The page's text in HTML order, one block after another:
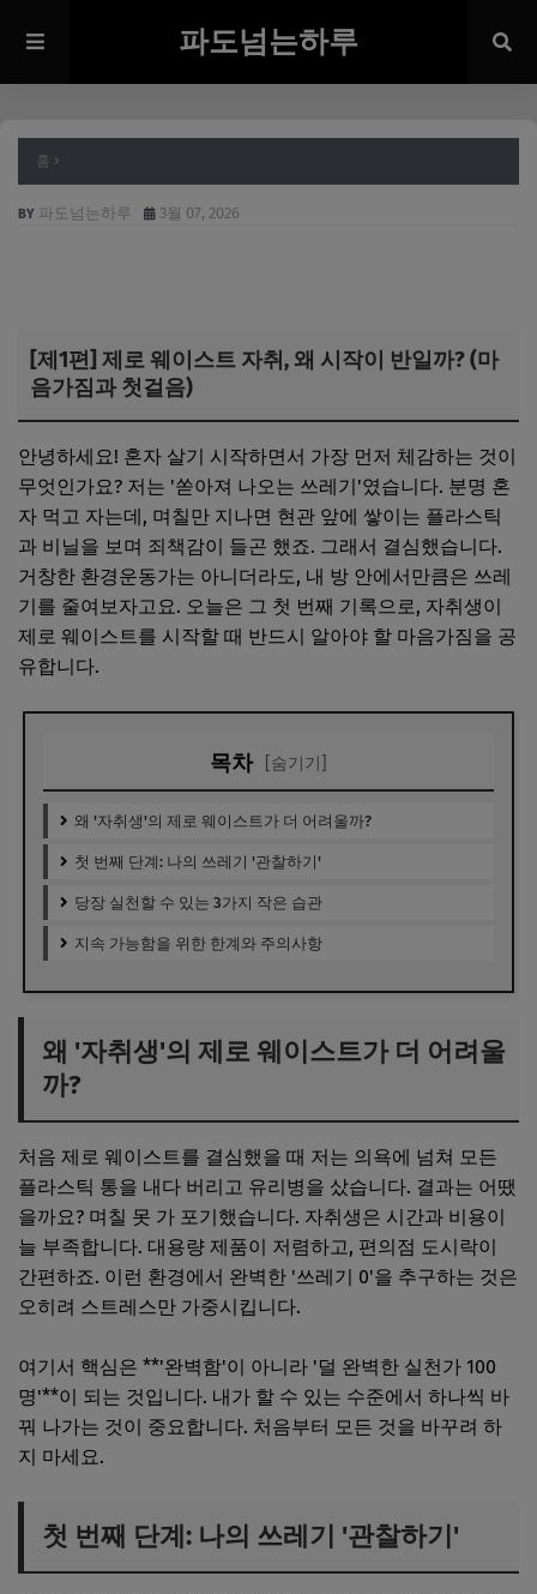
파도넘는하루
홈
파도넘는하루 3월 07, 2026
[제1편] 제로 웨이스트 자취, 왜 시작이 반일까? (마
음가짐과 첫걸음)
안녕하세요! 혼자 살기 시작하면서 가장 먼저 체감하는 것이
무엇인가요? 저는 '쏟아져 나오는 쓰레기'였습니다. 분명 혼
자 먹고 자는데, 며칠만 지나면 현관 앞에 쌓이는 플라스틱
과 비닐을 보며 죄책감이 들곤 했죠. 그래서 결심했습니다.
거창한 환경운동가는 아니더라도, 내 방 안에서만큼은 쓰레
기를 줄여보자고요. 오늘은 그 첫 번째 기록으로, 자취생이
제로 웨이스트를 시작할 때 반드시 알아야 할 마음가짐을 공
유합니다.
목차 [숨기기]
왜 '자취생'의 제로 웨이스트가 더 어려울까?
첫 번째 단계: 나의 쓰레기 '관찰하기'
당장 실천할 수 있는 3가지 작은 습관
지속 가능함을 위한 한계와 주의사항
왜 '자취생'의 제로 웨이스트가 더 어려울
까?
처음 제로 웨이스트를 결심했을 때 저는 의욕에 넘쳐 모든
플라스틱 통을 내다 버리고 유리병을 샀습니다. 결과는 어땠
을까요? 며칠 못 가 포기했습니다. 자취생은 시간과 비용이
늘 부족합니다. 대용량 제품이 저렴하고, 편의점 도시락이
간편하죠. 이런 환경에서 완벽한 '쓰레기 0'을 추구하는 것은
오히려 스트레스만 가중시킵니다.
여기서 핵심은 **'완벽함'이 아니라 '덜 완벽한 실천가 100
명'**이 되는 것입니다. 내가 할 수 있는 수준에서 하나씩 바
꿔 나가는 것이 중요합니다. 처음부터 모든 것을 바꾸려 하
지 마세요.
첫 번째 단계: 나의 쓰레기 '관찰하기'